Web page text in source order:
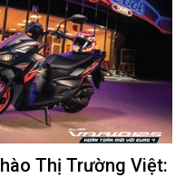
Thị Trường Việt: